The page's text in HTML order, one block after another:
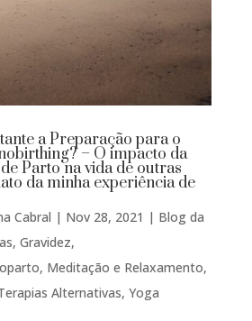
a Preparação para o
– O impacto da
Parto na vida de outras
da minha experiência de
Cabral | Nov 28, 2021 | Blog da
, Gravidez,
, Meditação e Relaxamento,
Alternativas, Yoga